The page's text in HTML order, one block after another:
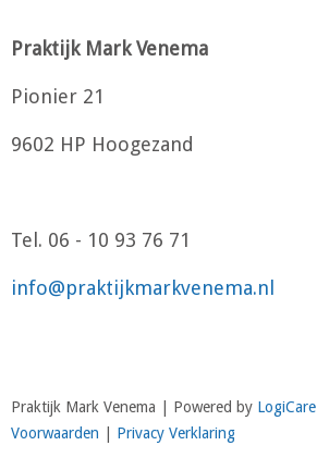
Praktijk Mark Venema
Pionier 21
9602 HP Hoogezand
Tel. 06 - 10 93 76 71
info@praktijkmarkvenema.nl
Praktijk Mark Venema | Powered by LogiCare
Voorwaarden
Privacy Verklaring